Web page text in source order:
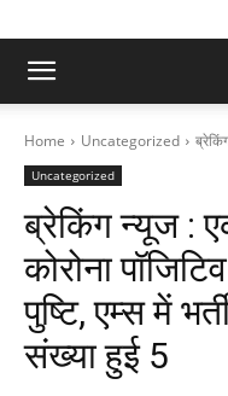
Home Uncategorized
Uncategorized
ब्रेकिंग न्यूज :
कोरोना
पुष्टि, एम्स में
संख्या हुई 5